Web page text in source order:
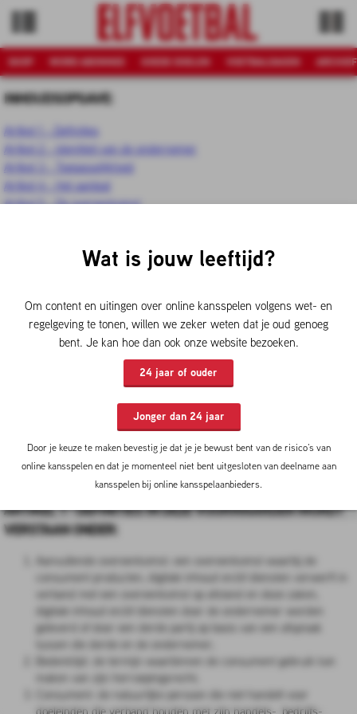
SHOP WORD ABONNEE GOEDE DOELEN VOETBALDAGEN ARCHIEF
INHOUDSOPGAVE:
Artikel 1 - Definities
Artikel 2 - Identiteit van de ondernemer
Artikel 3 - Toepasselijkheid
Artikel 4 - Het aanbod
Artikel 5 - De overeenkomst
Artikel 8 - Uitoefening van het herroepingsrecht door de consument en
Artikel 10 - Uitsluiting herroepingsrecht
Artikel 11 - De prijs
Artikel 12 - Nakoming en extra garantie
Artikel 13 - Levering en uitvoering
Artikel 14 - Duurtransacties: duur, opzegging en verlenging
Artikel 16 - Klachtenregeling
Artikel 17 - Geschillen
Artikel 18 - Branchegarantie
Artikel 19 - Aanvullende of afwijkende bepalingen
ARTIKEL 1 - DEFINITIES IN DEZE VOORWAARDEN WORDT
VERSTAAN ONDER:
Aanvullende overeenkomst: een overeenkomst waarbij de
consument producten, digitale inhoud en/of diensten verwerft in
verband met een overeenkomst op afstand en deze zaken,
digitale inhoud en/of diensten door de ondernemer worden
geleverd of door een derde partij op basis van een afspraak
tussen die derde en de ondernemer;
Bedenktijd: de termijn waarbinnen de consument gebruik kan
maken van zijn herroepingsrecht;
Consument: de natuurlijke persoon die niet handelt voor
Wat is jouw leeftijd?
Om content en uitingen over online kansspelen volgens wet- en
regelgeving te tonen, willen we zeker weten dat je oud genoeg
bent. Je kan hoe dan ook onze website bezoeken.
24 jaar of ouder
Jonger dan 24 jaar
Door je keuze te maken bevestig je dat je je bewust bent van de risico’s van
online kansspelen en dat je momenteel niet bent uitgesloten van deelname aan
kansspelen bij online kansspelaanbieders.